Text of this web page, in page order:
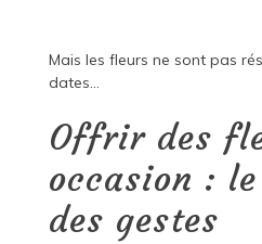
Mais les fleurs ne sont pas
dates…
Offrir des
occasion :
des gestes